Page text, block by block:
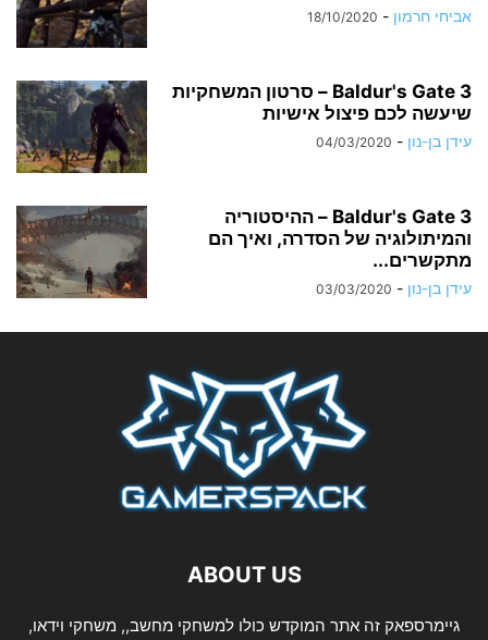
אביחי חרמון -
18/10/2020
Baldur's Gate 3 – סרטון המשחקיות
שיעשה לכם פיצול אישיות
עידן בן-נון -
04/03/2020
Baldur's Gate 3 – ההיסטוריה
והמיתולוגיה של הסדרה, ואיך הם
מתקשרים...
עידן בן-נון -
03/03/2020
ABOUT US
גיימרספאק זה אתר המוקדש כולו למשחקי מחשב,, משחקי וידאו,